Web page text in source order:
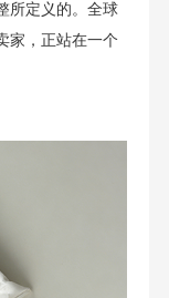
所定义的。全球
家，正站在一个